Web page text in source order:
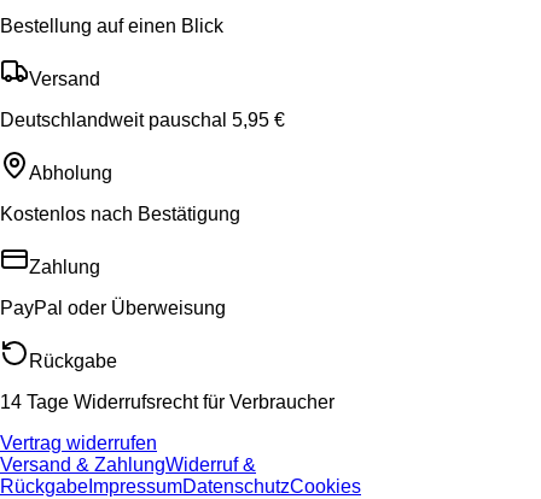
Bestellung auf einen Blick
Versand
Deutschlandweit pauschal 5,95 €
Abholung
Kostenlos nach Bestätigung
Zahlung
PayPal oder Überweisung
Rückgabe
14 Tage Widerrufsrecht für Verbraucher
Vertrag widerrufen
Versand & ZahlungWiderruf &
Rückgabe ImpressumDatenschutzCookies